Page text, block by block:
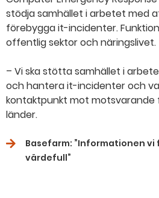
stödja samhället i arbetet med
förebygga it-incidenter.
offentlig sektor och näringslivet.
– Vi ska stötta samhället i
och hantera it-incidenter och
kontaktpunkt mot motsvarande
länder.
Basefarm: ”Informationen
värdefull”